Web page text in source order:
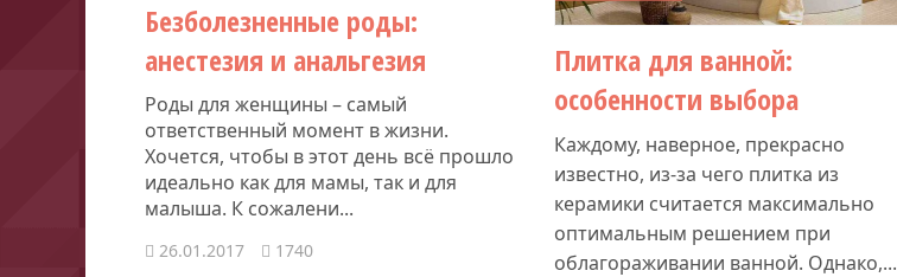
Безболезненные роды:
анестезия и анальгезия
Роды для женщины – самый
ответственный момент в жизни.
Хочется, чтобы в этот день всё прошло
идеально как для мамы, так и для
малыша. К сожалени...
26.01.2017 1740
Плитка для ванной:
особенности выбора
Каждому, наверное, прекрасно
известно, из-за чего плитка из
керамики считается максимально
оптимальным решением при
облагораживании ванной. Однако,...